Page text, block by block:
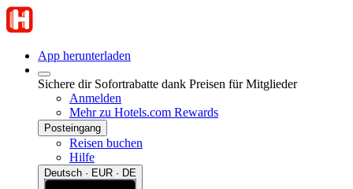
App herunterladen
Sichere dir Sofortrabatte dank Preisen für Mitglieder
Anmelden
Mehr zu Hotels.com Rewards
Posteingang
Reisen buchen
Hilfe
Deutsch · EUR · DE